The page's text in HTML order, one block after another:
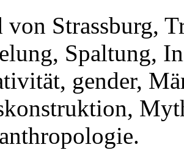
von Strassburg,
Spaltung,
gender,